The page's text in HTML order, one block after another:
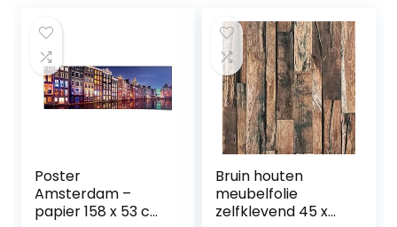
Poster
Amsterdam –
papier 158 x 53 cm
Bruin houten
meubelfolie
zelfklevend 45 x